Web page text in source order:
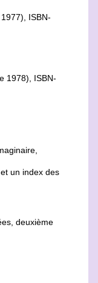
ISBN-
1978), ISBN-
un index des
deuxième